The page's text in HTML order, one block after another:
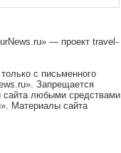
— проект travel-
с письменного
Запрещается
сайта любыми средствами
Материалы сайта